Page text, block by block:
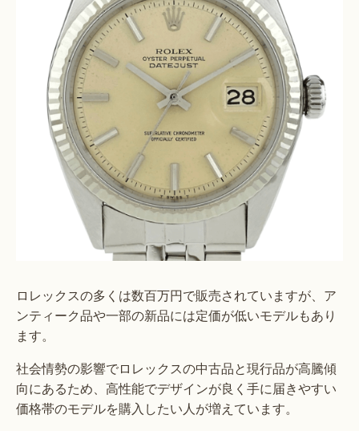
ロレックスの多くは数百万円で販売されていますが、ア
ンティーク品や一部の新品には定価が低いモデルもあり
ます。
社会情勢の影響でロレックスの中古品と現行品が高騰傾
向にあるため、高性能でデザインが良く手に届きやすい
価格帯のモデルを購入したい人が増えています。